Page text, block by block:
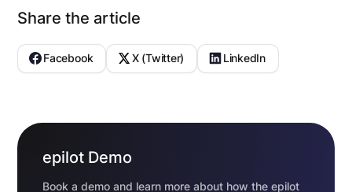
epilot Demo
Book a demo and learn more about how the epilot
Share the article
Facebook X (Twitter) LinkedIn